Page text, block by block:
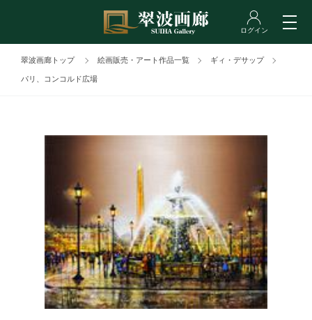
翠波画廊トップ 絵画販売・アート作品一覧 ギィ・デサップ
パリ、コンコルド広場